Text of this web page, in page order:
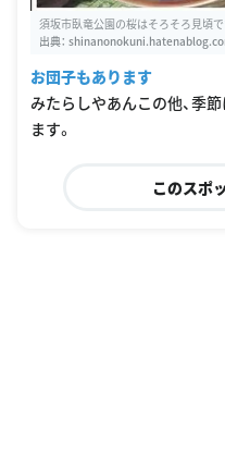
須坂市臥竜公園の桜はそろそろ見頃で
出典：
お団子もあります
みたらしやあんこの他、季
ます。
このスポ